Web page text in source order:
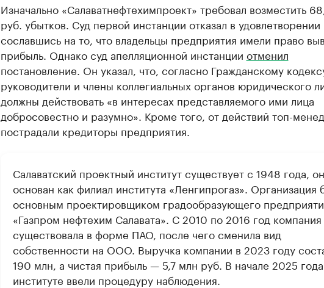
Изначально «Салаватнефтехимпроект» требовал возместить
руб. убытков. Суд первой инстанции отказал в удовлетворении
сославшись на то, что владельцы предприятия имели право
прибыль. Однако суд апелляционной инстанции отменил
постановление. Он указал, что, согласно Гражданскому
руководители и члены коллегиальных органов юридического
должны действовать «в интересах представляемого ими лица
добросовестно и разумно». Кроме того, от действий топ-
пострадали кредиторы предприятия.
Салаватский проектный институт существует с 1948 года,
основан как филиал института «Ленгипрогаз». Организация
основным проектировщиком градообразующего
«Газпром нефтехим Салавата». С 2010 по 2016 год компания
существовала в форме ПАО, после чего сменила вид
собственности на ООО. Выручка компании в 2023 году
190 млн, а чистая прибыль — 5,7 млн руб. В начале 2025
институте ввели процедуру наблюдения.